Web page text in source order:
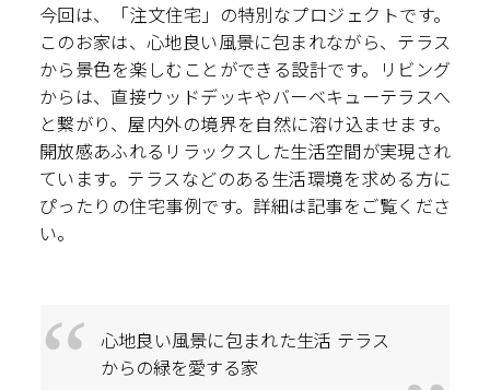
今回は、「注文住宅」の特別なプロジェクトです。
このお家は、心地良い風景に包まれながら、テラス
から景色を楽しむことができる設計です。リビング
からは、直接ウッドデッキやバーベキューテラスへ
と繋がり、屋内外の境界を自然に溶け込ませます。
開放感あふれるリラックスした生活空間が実現され
ています。テラスなどのある生活環境を求める方に
ぴったりの住宅事例です。詳細は記事をご覧くださ
い。
心地良い風景に包まれた生活 テラス
からの緑を愛する家